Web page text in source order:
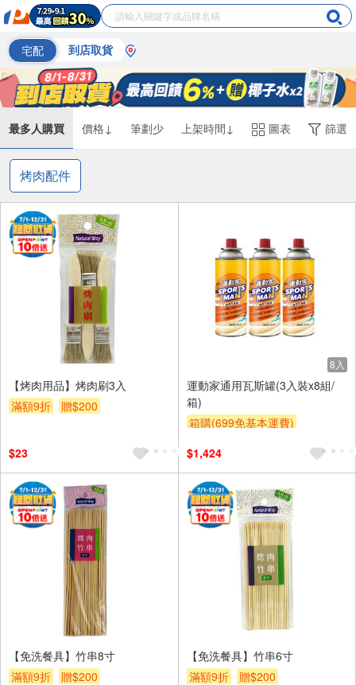
宅配 到店取貨
最多人購買 價格↓ 筆劃少 上架時間↓ 圖表 篩選
烤肉配件
【烤肉用品】烤肉刷3入
滿額9折
贈$200
$23
8入
運動家通用瓦斯罐(3入裝x8組/
箱)
箱購(699免基本運費)
$1,424
【免洗餐具】竹串8寸
滿額9折
贈$200
【免洗餐具】竹串6寸
滿額9折
贈$200